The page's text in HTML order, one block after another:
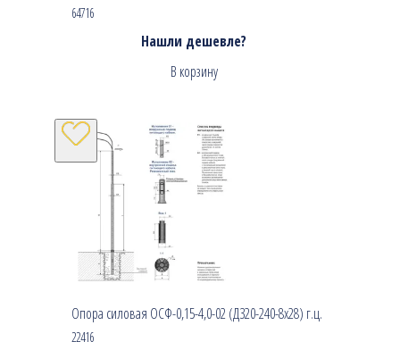
64716
Нашли дешевле?
В корзину
Опора силовая ОСФ-0,15-4,0-02 (Д320-240-8х28) г.ц.
22416